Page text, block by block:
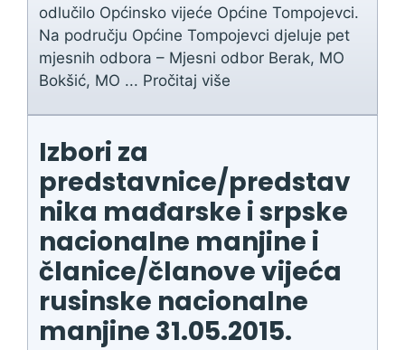
odlučilo Općinsko vijeće Općine Tompojevci.
Na području Općine Tompojevci djeluje pet
mjesnih odbora – Mjesni odbor Berak, MO
Bokšić, MO ... Pročitaj više
Izbori za
predstavnice/predstav
nika mađarske i srpske
nacionalne manjine i
članice/članove vijeća
rusinske nacionalne
manjine 31.05.2015.